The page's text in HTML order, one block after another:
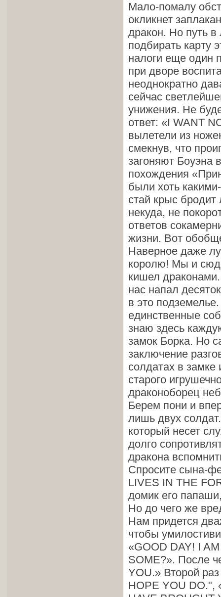
Мало-помалу
окликнет
дракон. Но путь в
подбирать карту
налоги еще один
при дворе
неоднократно
сейчас
унижения. Не
ответ: «I WANT
вылетели из
смекнув, что
загоняют Боуэна
похождения
были хоть
стай крыс
некуда, не
ответов
жизни. Вот
Наверное даже
королю! Мы и
кишел
нас напал
в это
единственные
знаю здесь
замок Борка. Но
заключение
солдатах в
старого
драконоборец
Берем пони и
лишь двух
который несет
долго
дракона
Спросите сына-
LIVES IN THE
домик его
Но до чего же
Нам придется
чтобы
«GOOD DAY! I
SOME?». После
YOU.» Второй
HOPE YOU DO.",